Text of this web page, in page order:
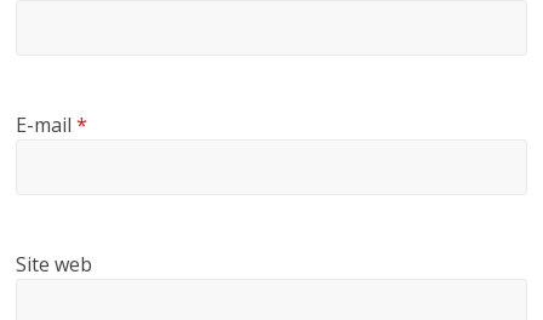
E-mail*
Site web